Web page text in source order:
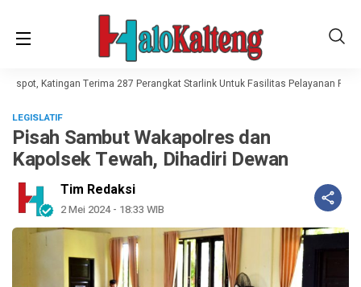
Katingan Terima 287 Perangkat Starlink Untuk Fasilitas Pelayanan Publik
LEGISLATIF
Pisah Sambut Wakapolres dan
Kapolsek Tewah, Dihadiri Dewan
Tim Redaksi
2 Mei 2024 - 18:33 WIB